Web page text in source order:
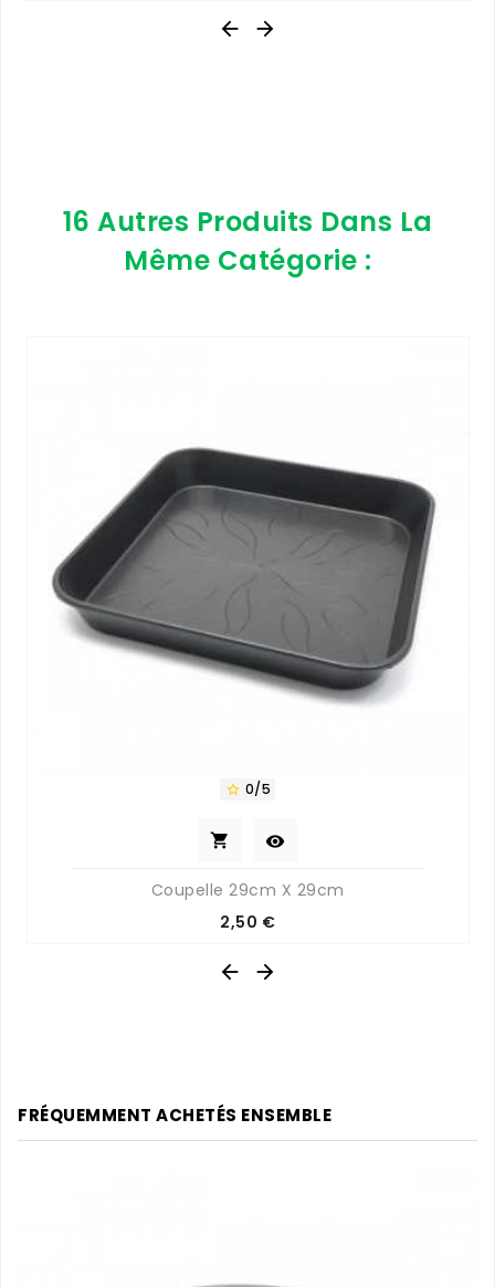
 
16 Autres Produits Dans La
Même Catégorie :
 0/5
 
Coupelle 29cm X 29cm
Prix
2,50 €
 
FRÉQUEMMENT ACHETÉS ENSEMBLE